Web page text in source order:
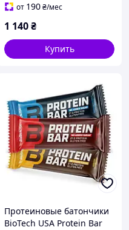
от 190₴/мес
1 140₴
Купить
Протеиновые батончики
BioTech USA Protein Bar